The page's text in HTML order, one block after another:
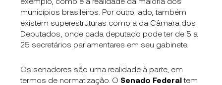
municípios brasileiros. Por outro lado, também
existem superestruturas como a da Câmara dos
Deputados, onde cada deputado pode ter de 5 a
25 secretários parlamentares em seu gabinete.
Os senadores são uma realidade à parte, em
termos de normatização . O Senado Federaltem